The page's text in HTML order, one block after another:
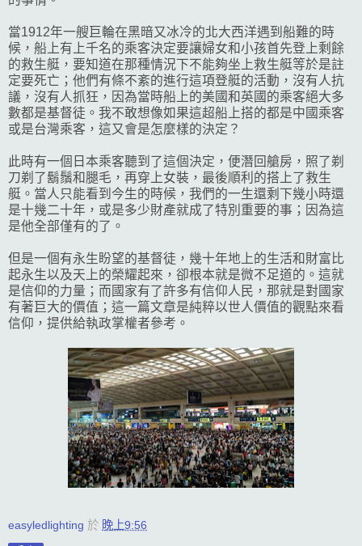
當1912年一艘巨輪在黑暗又冰冷的北大西洋遇到船難的時
候，船上有上千名的乘客決定要讓婦女和小孩首先登上剩餘
的救生艇，要知道在那種情況下不能夠坐上救生艇等於是註
定要死亡；他們有條不紊的進行這項登艇的活動，沒有人抗
議，沒有人抓狂，因為當時船上的美國和英國的乘客絕大多
數都是基督徒。我不敢想像如果這超船上搭的都是中國乘客
或是台灣乘客，這又會是怎麼樣的決定？
此時有一個日本乘客聽到了這個決定，便潛回艙房，照了剃
刀剃了鬍鬚和腿毛，再穿上女裝，最後順利的搭上了救生
艇。當人只能看到今生的時候，我們的一生還剩下幾小時還
是十幾二十年，或是多少財產就成了特別重要的事；因為這
是他全部僅有的了。
但是一個有永生盼望的基督徒，幾十年地上的生活和財富比
起永生以及天上的榮耀起來，卻根本就是微不足道的。這就
是信仰的力量；而國家有了許多有信仰人民，那就是對國家
有著巨大的價值；這一篇文章是純粹以世人價值的觀點來看
信仰，提供給執政掌權者參考。
easyledlighting 於 晚上9:56